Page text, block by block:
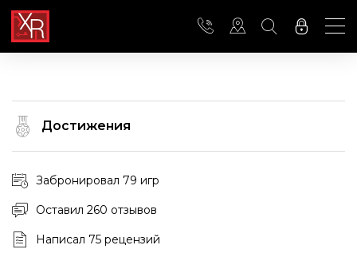
Достижения
Забронировал 79 игр
Оставил 260 отзывов
Написал 75 рецензий